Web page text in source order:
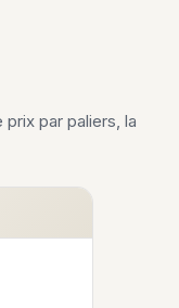
par paliers, la